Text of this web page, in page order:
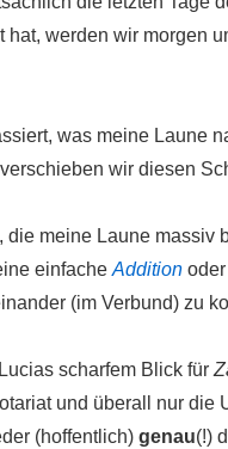
hat, werden wir morgen
was meine Laune
wir diesen
die meine Laune massiv
einfache Addition oder
(im Verbund) zu
scharfem Blick für
und überall nur die
(hoffentlich) genau(!)